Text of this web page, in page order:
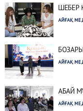
ШЕБЕР
АЙҒАҚ
АЙҒАҚ
АБАЙ
АЙҒАҚ